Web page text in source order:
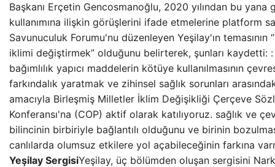
Başkanı Erçetin Gencosmanoğlu, 2020 yılından bu yana
kullanımına ilişkin görüşlerini ifade etmelerine platform
Savunuculuk Forumu'nu düzenleyen Yeşilay'ın temasının
iklimi değiştirmek” olduğunu belirterek, şunları kaydetti:
bağımlılık yapıcı maddelerin kötüye kullanılmasının
farkındalık yaratmak ve zihinsel sağlık sorunları
amacıyla Birleşmiş Milletler İklim Değişikliği Çerçeve
Konferansı'na (COP) aktif olarak katılıyoruz. sağlık ve
bilincinin birbiriyle bağlantılı olduğunu ve birinin
canlılarda olumsuz etkilere yol açabileceğinin farkına
Yeşilay SergisiYeşilay, üç bölümden oluşan sergisini